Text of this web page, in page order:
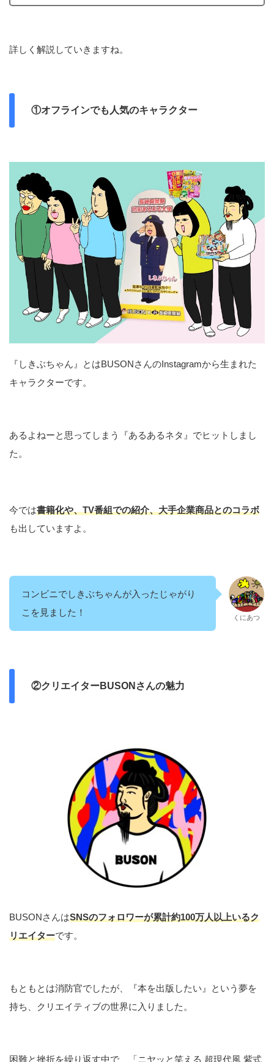
詳しく解説していきますね。
①オフラインでも人気のキャラクター
『しきぶちゃん』とはBUSONさんのInstagramから生まれた
キャラクターです。
あるよねーと思ってしまう『あるあるネタ』でヒットしまし
た。
今では書籍化や、TV番組での紹介、大手企業商品とのコラボ
も出していますよ。
コンビニでしきぶちゃんが入ったじゃがり
こを見ました！
くにあつ
②クリエイターBUSONさんの魅力
BUSONさんはSNSのフォロワーが累計約100万人以上いるク
リエイターです。
もともとは消防官でしたが、『本を出版したい』という夢を
持ち、クリエイティブの世界に入りました。
困難と挫折を繰り返す中で、「ニヤッと笑える 超現代風 紫式